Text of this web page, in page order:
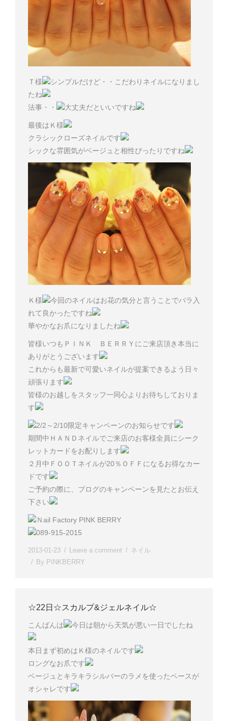
Ｔ様
シンプルだけど・・こだわりネイルになりまし
たね
法事・・
大丈夫だといいですね
最後はＫ様
クラシックローズネイルです
シックな雰囲気がベージュと相性ぴったりですね
Ｋ様
今回のネイルはお花の気分と言うことでバラ入
れて良かったですね
華やかなお爪になりましたね
皆様いつもＰＩＮＫ ＢＥＲＲＹにご来店頂き本当に
ありがとうございます
これからも最新で可愛いネイルが提案できるよう日々
頑張ります
皆様のお越しをスタッフ一同心よりお待ちしておりま
す
2/2～2/10限定キャンペーンのお知らせです
期間中ＨＡＮＤネイルでご来店のお客様全員にシーク
レットカードをお配りします
２月中ＦＯＯＴネイルが20％ＯＦＦになるお得なカー
ドです
ご予約の際に、ブログのキャンペーンを見たとお伝え
下さい
Ｎail Factory PINK BERRY
089-915-2015
2013-01-23 Leave a comment
ネイル
By PINKBERRY
☆22日☆スカルプ&ジェルネイル☆
こんばんは 今日は朝から天気が悪い一日でしたね
本日まず初めはＫ様のネイルです
ロングなお爪です
ベージュとキラキラシルバーのラメを使ったベースが
オシャレです